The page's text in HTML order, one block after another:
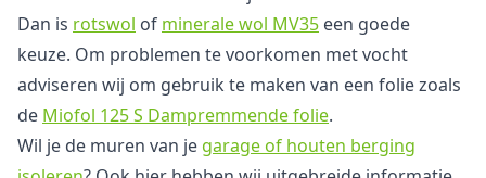
Dan is rotswol of minerale wol MV35 een goede
keuze. Om problemen te voorkomen met vocht
adviseren wij om gebruik te maken van een folie zoals
de Miofol 125 S Dampremmende folie.
Wil je de muren van je garage of houten berging